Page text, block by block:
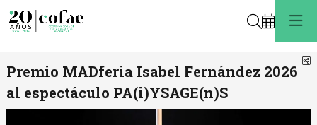
Buscar
Premio MADferia Isabel Fernández 2026
al espectáculo PA(i)YSAGE(n)S